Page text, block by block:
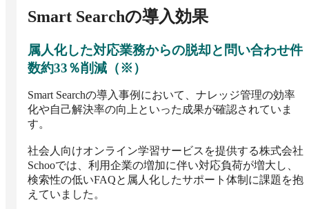
Smart Searchの導入効果
属人化した対応業務からの脱却と問い合わせ件
数約33％削減（※）
Smart Searchの導入事例において、ナレッジ管理の効率
化や自己解決率の向上といった成果が確認されていま
す。
社会人向けオンライン学習サービスを提供する株式会社
Schooでは、利用企業の増加に伴い対応負荷が増大し、
検索性の低いFAQと属人化したサポート体制に課題を抱
えていました。